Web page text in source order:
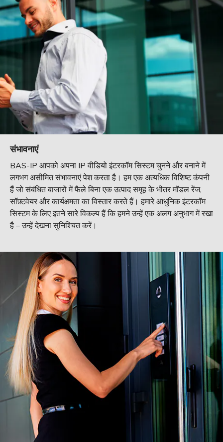
संभावनाएं
BAS-IP आपको अपना IP वीडियो इंटरकॉम सिस्टम चुनने और बनाने में
लगभग असीमित संभावनाएं पेश करता है। हम एक अत्यधिक विशिष्ट कंपनी
हैं जो संबंधित बाजारों में फैले बिना एक उत्पाद समूह के भीतर मॉडल रेंज,
सॉफ़्टवेयर और कार्यक्षमता का विस्तार करते हैं। हमारे आधुनिक इंटरकॉम
सिस्टम के लिए इतने सारे विकल्प हैं कि हमने उन्हें एक अलग अनुभाग में रखा
है – उन्हें देखना सुनिश्चित करें।